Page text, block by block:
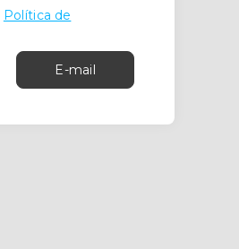
Política de
E-mail